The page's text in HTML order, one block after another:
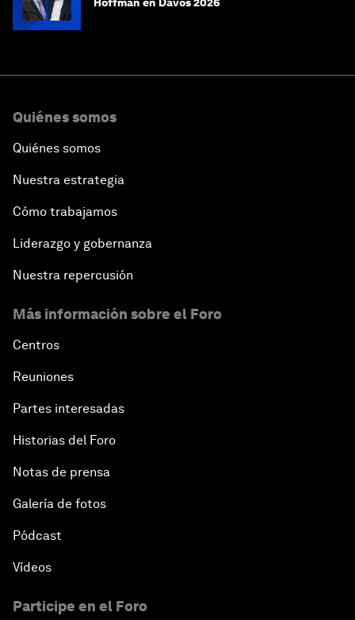
Hoffman en Davos 2026
Quiénes somos
Quiénes somos
Nuestra estrategia
Cómo trabajamos
Liderazgo y gobernanza
Nuestra repercusión
Más información sobre el Foro
Centros
Reuniones
Partes interesadas
Historias del Foro
Notas de prensa
Galería de fotos
Pódcast
Vídeos
Participe en el Foro